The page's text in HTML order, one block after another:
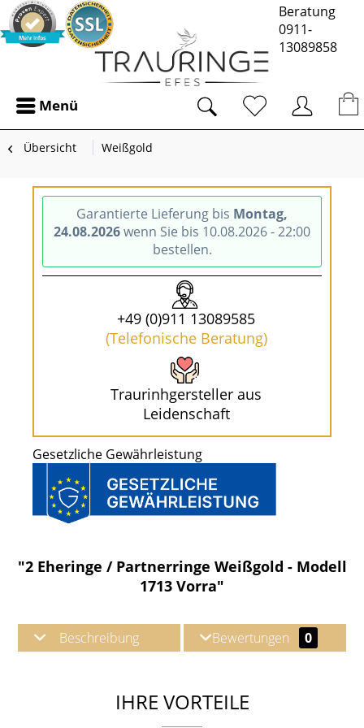
Beratung
0911-
13089858
Menü
Übersicht Weißgold
Garantierte Lieferung bis Montag,
24.08.2026wenn Sie bis 10.08.2026 - 22:00
bestellen.
+49 (0)911 13089585
(Telefonische Beratung)
Traurinhgersteller aus
Leidenschaft
Gesetzliche Gewährleistung
"2 Eheringe / Partnerringe Weißgold - Modell
1713 Vorra"
Beschreibung Bewertungen 0
IHRE VORTEILE